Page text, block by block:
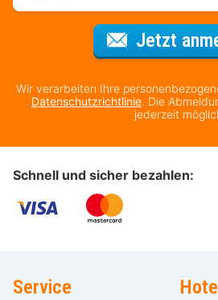
Jetzt
Wir verarbeiten Ihre
Datenschutzrichtlinie. Die
jederzeit
Schnell und sicher bezahlen:
Service